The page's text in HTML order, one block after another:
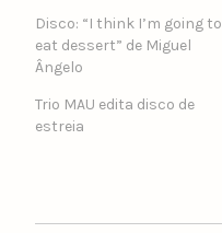
Disco: “I think I’m going to
eat dessert” de Miguel
Ângelo
Trio MAU edita disco de
estreia
POST